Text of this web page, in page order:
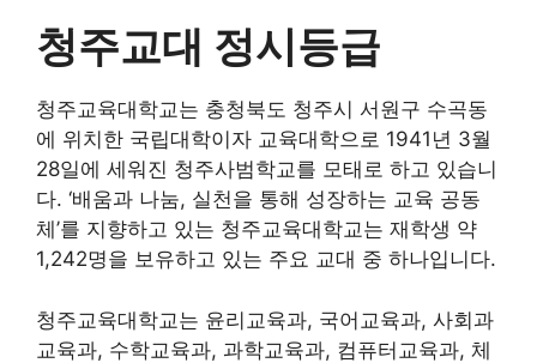
청주교대 정시등급
청주교육대학교는 충청북도 청주시 서원구 수곡동
에 위치한 국립대학이자 교육대학으로 1941년 3월
28일에 세워진 청주사범학교를 모태로 하고 있습니
다. ‘배움과 나눔, 실천을 통해 성장하는 교육 공동
체’를 지향하고 있는 청주교육대학교는 재학생 약
1,242명을 보유하고 있는 주요 교대 중 하나입니다.
청주교육대학교는 윤리교육과, 국어교육과, 사회과
교육과, 수학교육과, 과학교육과, 컴퓨터교육과, 체